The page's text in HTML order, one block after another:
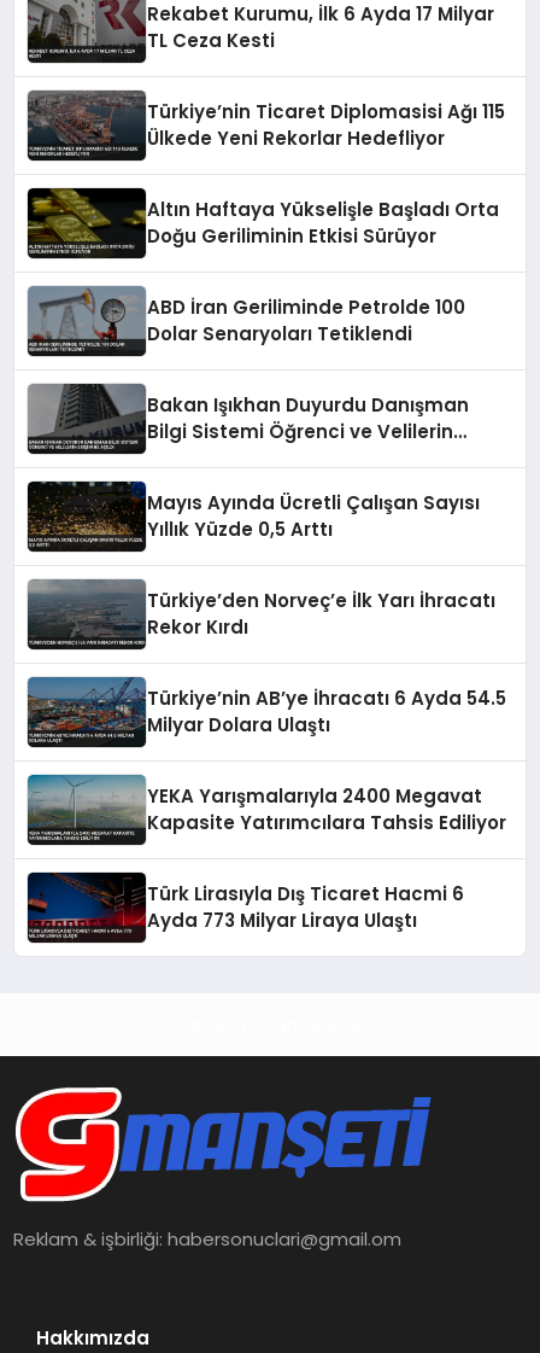
Rekabet Kurumu, İlk 6 Ayda 17 Milyar
TL Ceza Kesti
Türkiye’nin Ticaret Diplomasisi Ağı 115
Ülkede Yeni Rekorlar Hedefliyor
Altın Haftaya Yükselişle Başladı Orta
Doğu Geriliminin Etkisi Sürüyor
ABD İran Geriliminde Petrolde 100
Dolar Senaryoları Tetiklendi
Bakan Işıkhan Duyurdu Danışman
Bilgi Sistemi Öğrenci ve Velilerin
Mayıs Ayında Ücretli Çalışan Sayısı
Yıllık Yüzde 0,5 Arttı
Türkiye’den Norveç’e İlk Yarı İhracatı
Rekor Kırdı
Türkiye’nin AB’ye İhracatı 6 Ayda 54.5
Milyar Dolara Ulaştı
YEKA Yarışmalarıyla 2400 Megavat
Kapasite Yatırımcılara Tahsis Ediliyor
Türk Lirasıyla Dış Ticaret Hacmi 6
Ayda 773 Milyar Liraya Ulaştı
Reklam & işbirliği:habersonuclari@gmail.om
Hakkımızda